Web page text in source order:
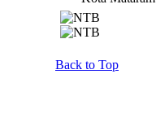
Back to Top